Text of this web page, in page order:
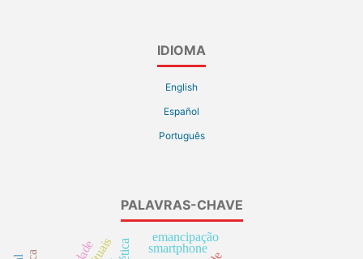
IDIOMA
English
Español
Português
PALAVRAS-CHAVE
smartphone
emancipação